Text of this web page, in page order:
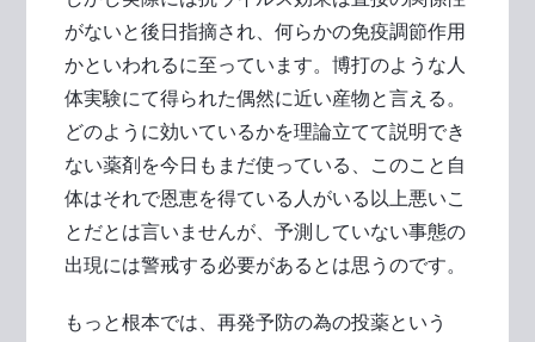
がないと後日指摘され、何らかの免疫調節作用
かといわれるに至っています。博打のような人
体実験にて得られた偶然に近い産物と言える。
どのように効いているかを理論立てて説明でき
ない薬剤を今日もまだ使っている、このこと自
体はそれで恩恵を得ている人がいる以上悪いこ
とだとは言いませんが、予測していない事態の
出現には警戒する必要があるとは思うのです。
もっと根本では、再発予防の為の投薬という